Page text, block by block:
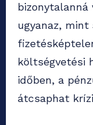
bizonytalanná
ugyanaz, mint
költségvetési
időben, a
átcsaphat